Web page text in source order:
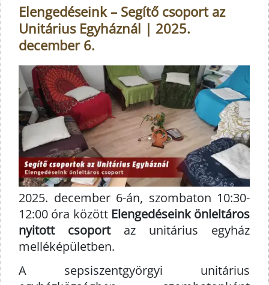
Elengedéseink – Segítő csoport az
Unitárius Egyháznál | 2025.
december 6.
2025. december 6-án, szombaton 10:30-
12:00 óra között Elengedéseink önleltáros
nyitott csoportaz unitárius egyház
melléképületben.
A sepsiszentgyörgyi unitárius